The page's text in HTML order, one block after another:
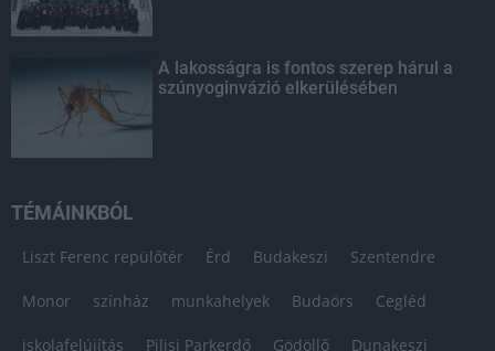
A lakosságra is fontos szerep hárul a
szúnyoginvázió elkerülésében
TÉMÁINKBÓL
Liszt Ferenc repülőtér Érd Budakeszi Szentendre
Monor színház munkahelyek Budaörs Cegléd
iskolafelújítás Pilisi Parkerdő Gödöllő Dunakeszi